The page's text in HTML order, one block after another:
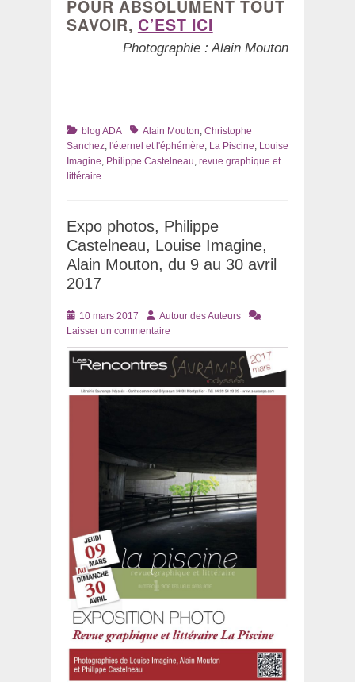
POUR ABSOLUMENT TOUT
SAVOIR, C’EST ICI
Photographie : Alain Mouton
Catégories
blog ADA TagsAlain Mouton Christophe
Sanchez l'éternel et l'éphémère La Piscine Louise
Imagine Philippe Castelneau revue graphique et
littéraire
Expo photos, Philippe
Castelneau, Louise Imagine,
Alain Mouton, du 9 au 30 avril
2017
Posté
le
10 mars 2017 AuteurAutour des Auteurs
Laisser un commentaire